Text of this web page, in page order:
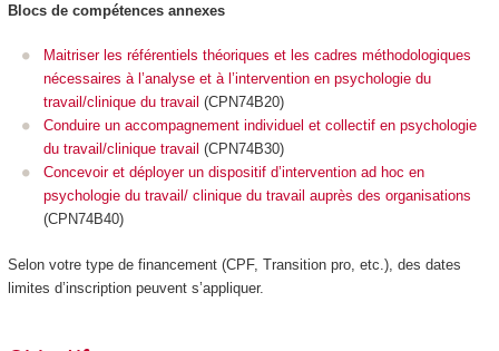
Blocs de compétences annexes
Maitriser les référentiels théoriques et les cadres méthodologiques
nécessaires à l’analyse et à l’intervention en psychologie du
travail/clinique du travail (CPN74B20)
Conduire un accompagnement individuel et collectif en psychologie
du travail/clinique travail (CPN74B30)
Concevoir et déployer un dispositif d’intervention ad hoc en
psychologie du travail/ clinique du travail auprès des organisations
(CPN74B40)
Selon votre type de financement (CPF, Transition pro, etc.), des dates
limites d’inscription peuvent s’appliquer.